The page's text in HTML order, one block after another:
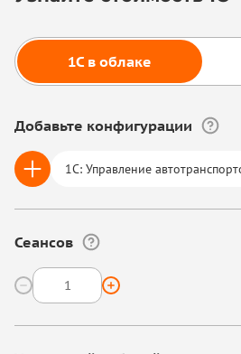
1С в облаке
Добавьте конфигурации
1С: Управление
Сеансов